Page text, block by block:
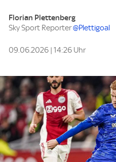
Florian Plettenberg
Sky Sport Reporter@Plettigoal
09.06.2026 | 14:26 Uhr